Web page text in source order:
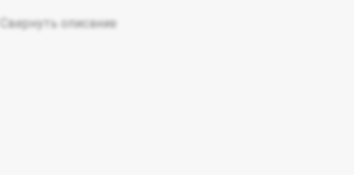
Свернуть описание